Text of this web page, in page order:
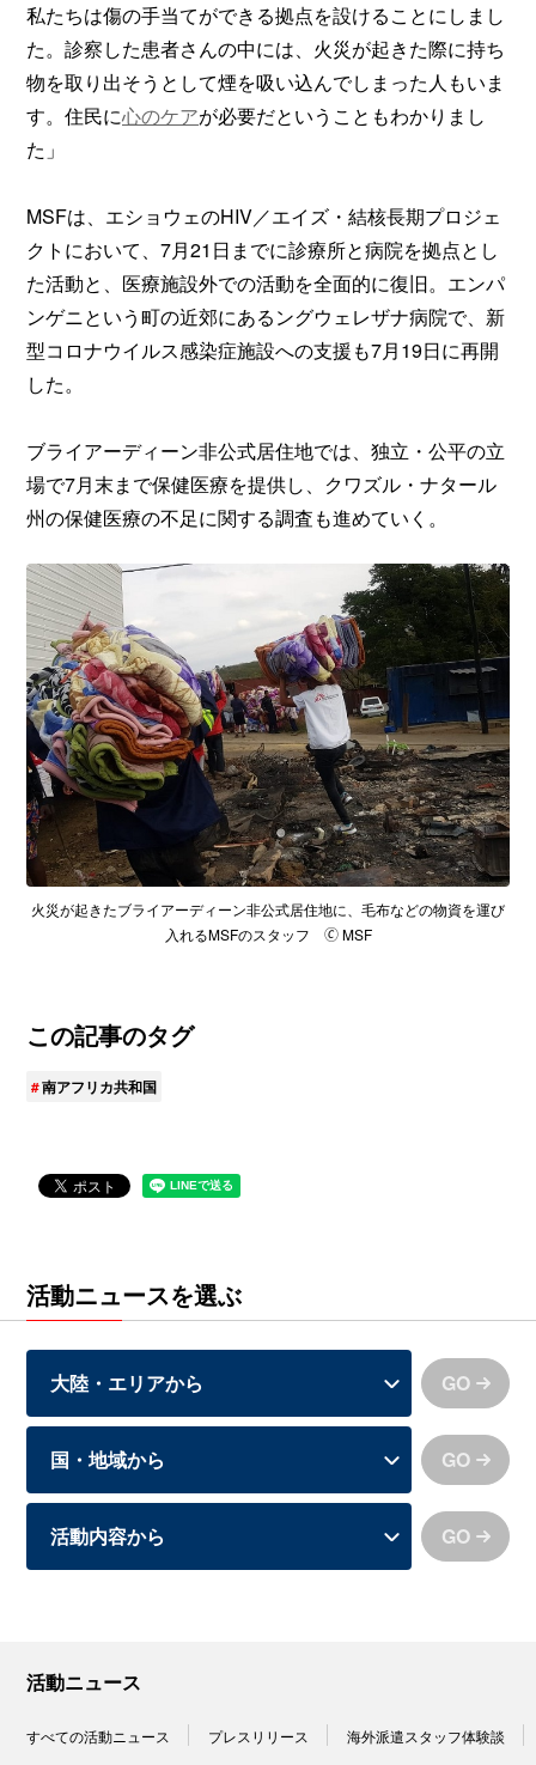
私たちは傷の手当てができる拠点を設けることにしまし
た。診察した患者さんの中には、火災が起きた際に持ち
物を取り出そうとして煙を吸い込んでしまった人もいま
す。住民に心のケアが必要だということもわかりまし
た」
MSFは、エショウェのHIV／エイズ・結核長期プロジェ
クトにおいて、7月21日までに診療所と病院を拠点とし
た活動と、医療施設外での活動を全面的に復旧。エンパ
ンゲニという町の近郊にあるングウェレザナ病院で、新
型コロナウイルス感染症施設への支援も7月19日に再開
した。
ブライアーディーン非公式居住地では、独立・公平の立
場で7月末まで保健医療を提供し、クワズル・ナタール
州の保健医療の不足に関する調査も進めていく。
火災が起きたブライアーディーン非公式居住地に、毛布などの物資を運び
入れるMSFのスタッフ 🄫 MSF
この記事のタグ
南アフリカ共和国
活動ニュースを選ぶ
GO
GO
GO
活動ニュース
すべての活動ニュース プレスリリース 海外派遣スタッフ体験談